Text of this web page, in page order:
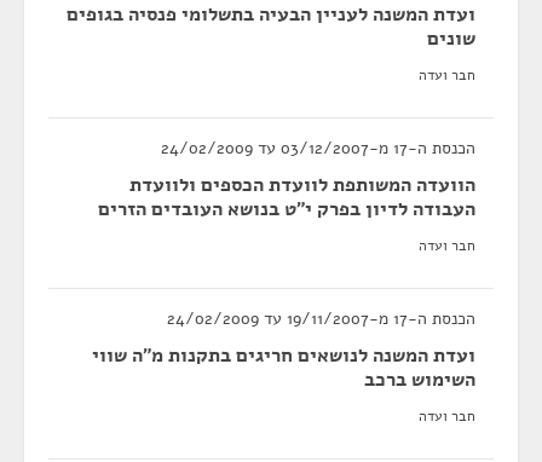
ועדת המשנה לעניין הבעיה בתשלומי פנסיה בגופים
שונים
חבר ועדה
הכנסת ה-17 מ-03/12/2007 עד 24/02/2009
הוועדה המשותפת לוועדת הכספים ולוועדת
העבודה לדיון בפרק י"ט בנושא העובדים הזרים
חבר ועדה
הכנסת ה-17 מ-19/11/2007 עד 24/02/2009
ועדת המשנה לנושאים חריגים בתקנות מ"ה שווי
השימוש ברכב
חבר ועדה